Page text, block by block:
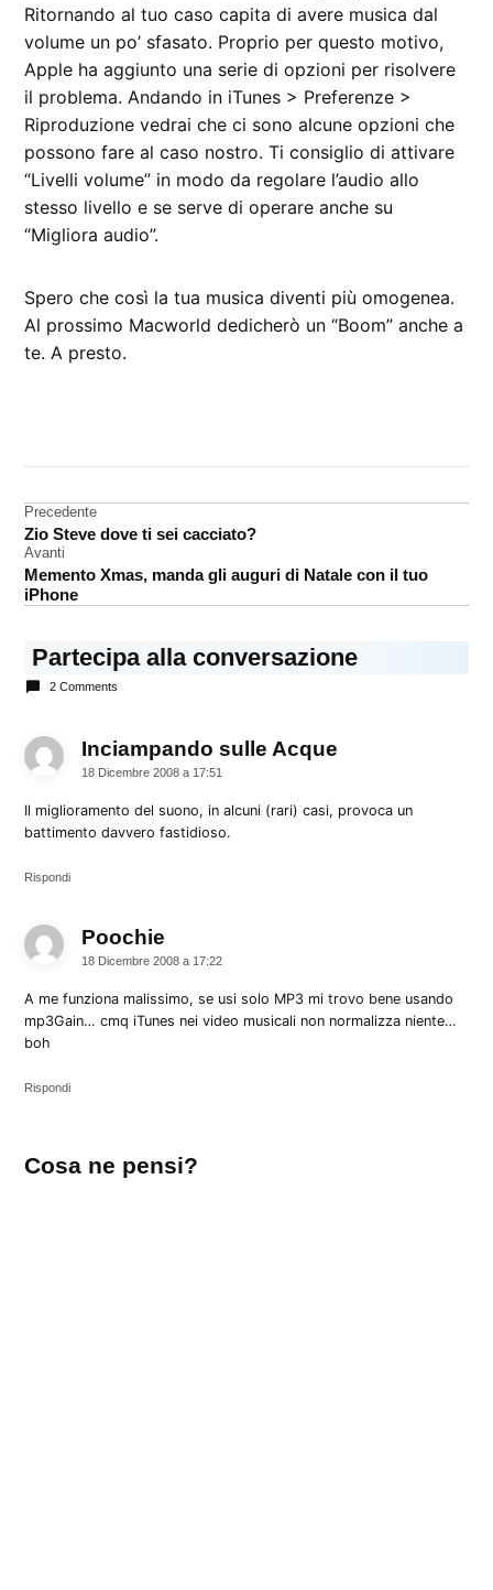
Ritornando al tuo caso capita di avere musica dal
volume un po’ sfasato. Proprio per questo motivo,
Apple ha aggiunto una serie di opzioni per risolvere
il problema. Andando in iTunes > Preferenze >
Riproduzione vedrai che ci sono alcune opzioni che
possono fare al caso nostro. Ti consiglio di attivare
“Livelli volume” in modo da regolare l’audio allo
stesso livello e se serve di operare anche su
“Migliora audio”.
Spero che così la tua musica diventi più omogenea.
Al prossimo Macworld dedicherò un “Boom” anche a
te. A presto.
iTunes
Navigazione
articoli
Precedente
Zio Steve dove ti sei cacciato?
Avanti
Memento Xmas, manda gli auguri di Natale con il tuo
iPhone
Partecipa alla conversazione
2 Comments
Inciampando sulle Acque
18 Dicembre 2008 a 17:51
Il miglioramento del suono, in alcuni (rari) casi, provoca un
battimento davvero fastidioso.
Rispondi
Poochie
18 Dicembre 2008 a 17:22
A me funziona malissimo, se usi solo MP3 mi trovo bene usando
mp3Gain… cmq iTunes nei video musicali non normalizza niente…
boh
Rispondi
un
Cosa ne pensi?